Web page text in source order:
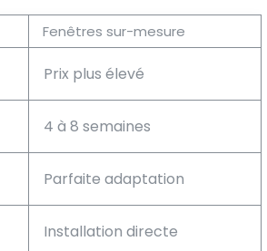
Fenêtres sur-mesure
Prix plus élevé
4 à 8 semaines
Parfaite adaptation
Installation directe